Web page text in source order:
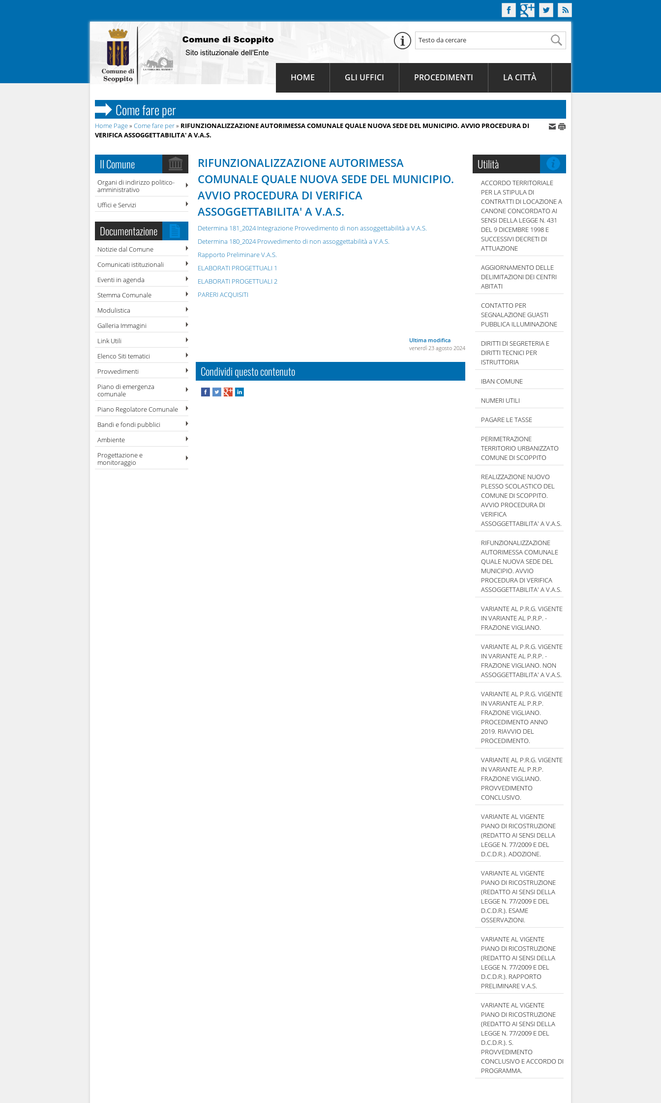
HOME GLI UFFICI PROCEDIMENTI LA CITTÀ
Come fare per
Home Page» Come fare per» RIFUNZIONALIZZAZIONE AUTORIMESSA COMUNALE QUALE NUOVA SEDE DEL MUNICIPIO. AVVIO PROCEDURA DI
VERIFICA ASSOGGETTABILITA' A V.A.S.
Il Comune
Organi di indirizzo politico-
amministrativo
Uffici e Servizi
Documentazione
Notizie dal Comune
Comunicati istituzionali
Eventi in agenda
Stemma Comunale
Modulistica
Galleria Immagini
Link Utili
Elenco Siti tematici
Provvedimenti
Piano di emergenza
comunale
Piano Regolatore Comunale
Bandi e fondi pubblici
Ambiente
Progettazione e
monitoraggio
Utilità
ACCORDO TERRITORIALE
PER LA STIPULA DI
CONTRATTI DI LOCAZIONE A
CANONE CONCORDATO AI
SENSI DELLA LEGGE N. 431
DEL 9 DICEMBRE 1998 E
SUCCESSIVI DECRETI DI
ATTUAZIONE
AGGIORNAMENTO DELLE
DELIMITAZIONI DEI CENTRI
ABITATI
CONTATTO PER
SEGNALAZIONE GUASTI
PUBBLICA ILLUMINAZIONE
DIRITTI DI SEGRETERIA E
DIRITTI TECNICI PER
ISTRUTTORIA
IBAN COMUNE
NUMERI UTILI
PAGARE LE TASSE
PERIMETRAZIONE
TERRITORIO URBANIZZATO
COMUNE DI SCOPPITO
REALIZZAZIONE NUOVO
PLESSO SCOLASTICO DEL
COMUNE DI SCOPPITO.
AVVIO PROCEDURA DI
VERIFICA
ASSOGGETTABILITA' A V.A.S.
RIFUNZIONALIZZAZIONE
AUTORIMESSA COMUNALE
QUALE NUOVA SEDE DEL
MUNICIPIO. AVVIO
PROCEDURA DI VERIFICA
ASSOGGETTABILITA' A V.A.S.
VARIANTE AL P.R.G. VIGENTE
IN VARIANTE AL P.R.P. -
FRAZIONE VIGLIANO.
VARIANTE AL P.R.G. VIGENTE
IN VARIANTE AL P.R.P. -
FRAZIONE VIGLIANO. NON
ASSOGGETTABILITA' A V.A.S.
VARIANTE AL P.R.G. VIGENTE
IN VARIANTE AL P.R.P.
FRAZIONE VIGLIANO.
PROCEDIMENTO ANNO
2019. RIAVVIO DEL
PROCEDIMENTO.
VARIANTE AL P.R.G. VIGENTE
IN VARIANTE AL P.R.P.
FRAZIONE VIGLIANO.
PROVVEDIMENTO
CONCLUSIVO.
VARIANTE AL VIGENTE
PIANO DI RICOSTRUZIONE
(REDATTO AI SENSI DELLA
LEGGE N. 77/2009 E DEL
D.C.D.R.). ADOZIONE.
VARIANTE AL VIGENTE
PIANO DI RICOSTRUZIONE
(REDATTO AI SENSI DELLA
LEGGE N. 77/2009 E DEL
D.C.D.R.). ESAME
OSSERVAZIONI.
VARIANTE AL VIGENTE
PIANO DI RICOSTRUZIONE
(REDATTO AI SENSI DELLA
LEGGE N. 77/2009 E DEL
D.C.D.R.). RAPPORTO
PRELIMINARE V.A.S.
VARIANTE AL VIGENTE
PIANO DI RICOSTRUZIONE
(REDATTO AI SENSI DELLA
LEGGE N. 77/2009 E DEL
D.C.D.R.). S.
PROVVEDIMENTO
CONCLUSIVO E ACCORDO DI
PROGRAMMA.
RIFUNZIONALIZZAZIONE AUTORIMESSA
COMUNALE QUALE NUOVA SEDE DEL MUNICIPIO.
AVVIO PROCEDURA DI VERIFICA
ASSOGGETTABILITA' A V.A.S.
Determina 181_2024 Integrazione Provvedimento di non assoggettabilità a V.A.S.
Determina 180_2024 Provvedimento di non assoggettabilità a V.A.S.
Rapporto Preliminare V.A.S.
ELABORATI PROGETTUALI 1
ELABORATI PROGETTUALI 2
PARERI ACQUISITI
Ultima modifica
venerdì 23 agosto 2024
Condividi questo contenuto